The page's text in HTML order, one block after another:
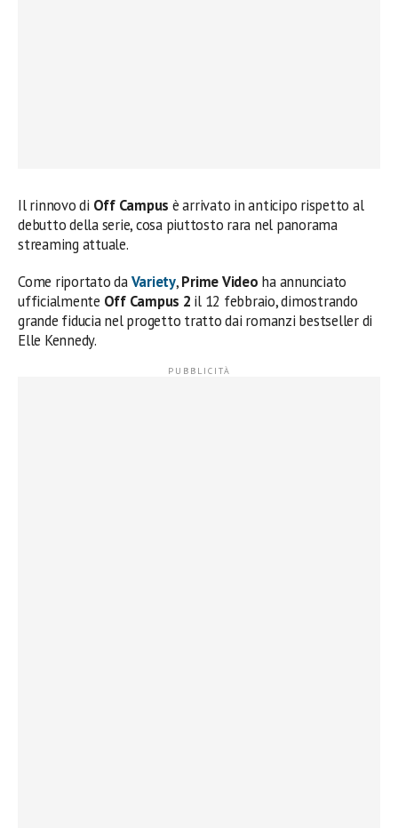
Il rinnovo di Off Campus è arrivato in anticipo rispetto al
debutto della serie, cosa piuttosto rara nel panorama
streaming attuale.
Come riportato daVariety,Prime Video ha annunciato
ufficialmente Off Campus 2 il 12 febbraio, dimostrando
grande fiducia nel progetto tratto dai romanzi bestseller di
Elle Kennedy.